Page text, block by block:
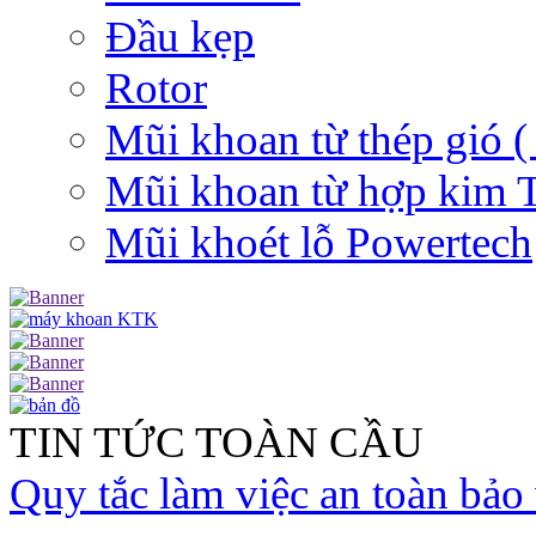
Đầu kẹp
Rotor
Mũi khoan từ thép gió
Mũi khoan từ hợp kim
Mũi khoét lỗ Powertech
TIN TỨC TOÀN CẦU
Quy tắc làm việc an toàn